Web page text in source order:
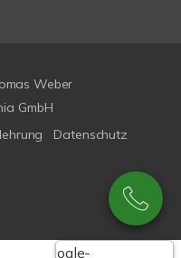
Weber
GmbH
Datenschutz
Google-